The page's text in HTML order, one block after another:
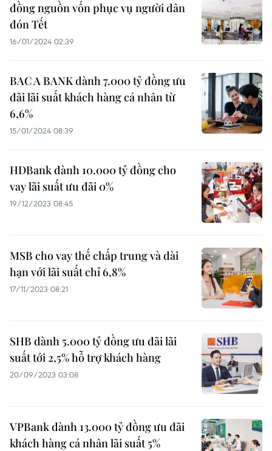
đồng nguồn vốn phục vụ người dân
đón Tết
16/01/2024 02:39
BAC A BANK dành 7.000 tỷ đồng ưu
đãi lãi suất khách hàng cá nhân từ
6,6%
15/01/2024 08:39
HDBank dành 10.000 tỷ đồng cho
vay lãi suất ưu đãi 0%
19/12/2023 08:45
MSB cho vay thế chấp trung và dài
hạn với lãi suất chỉ 6,8%
17/11/2023 08:21
SHB dành 5.000 tỷ đồng ưu đãi lãi
suất tới 2,5% hỗ trợ khách hàng
20/09/2023 03:08
VPBank dành 13.000 tỷ đồng ưu đãi
khách hàng cá nhân lãi suất 5%